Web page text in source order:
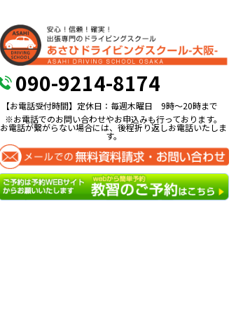
090-9214-8174
【お電話受付時間】定休日：毎週木曜日 9時〜20時まで
※お電話でのお問い合わせやお申込みも行っております。
お電話が繋がらない場合には、後程折り返しお電話いたしま
す。